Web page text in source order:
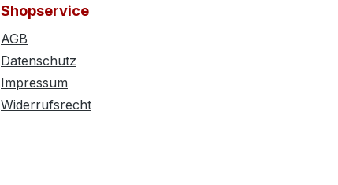
Shopservice
AGB
Datenschutz
Impressum
Widerrufsrecht